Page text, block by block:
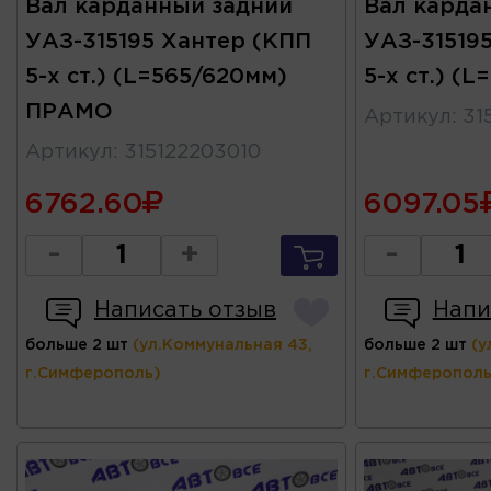
Вал карданный задний
УАЗ-315195 Хантер (КПП
5-х ст.) (L=565/620мм)
ПРАМО
Артикул : 315122203010
6762.60
- +
Написать отзыв
больше 2 шт (ул.Коммунальная 43,
г.Симферополь)
Вал
УАЗ-
5-х ст.)
Артикул :
6097.05
-
больше 2 шт